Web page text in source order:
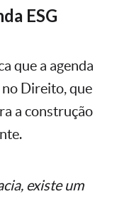
ESG
que a agenda
no Direito, que
a construção
existe um